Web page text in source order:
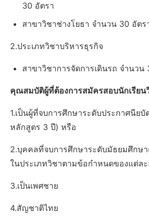
30 อัตรา
สาขาวิชาช่างโยธา จำนวน 30 อัตร
2.ประเภทวิชาบริหารธุรกิจ
สาขาวิชาการจัดการเดินรถ จำนวน
คุณสมบัติผู้ที่ต้องการสมัครสอบนักเรียน
1.เป็นผู้ที่จบการศึกษาระดับประกาศนีย
หลักสูตร 3 ปี) หรือ
2.บุคคลที่จบการศึกษาระดับมัธยมศึกษ
ในประเภทวิชาตามข้อกำหนดของแต่ล
3.เป็นเพศชาย
4.สัญชาติไทย